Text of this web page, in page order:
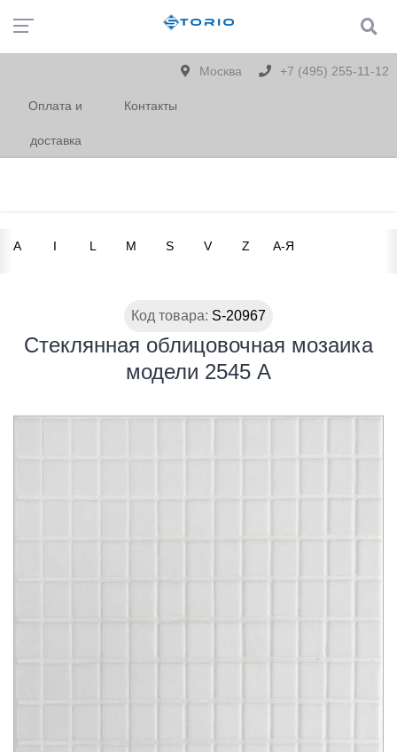
Москва +7 (495) 255-11-12
Оплата и
доставка
Контакты
A I L M S V Z А-Я
Код товара: S-20967
Стеклянная облицовочная мозаика
модели 2545 А